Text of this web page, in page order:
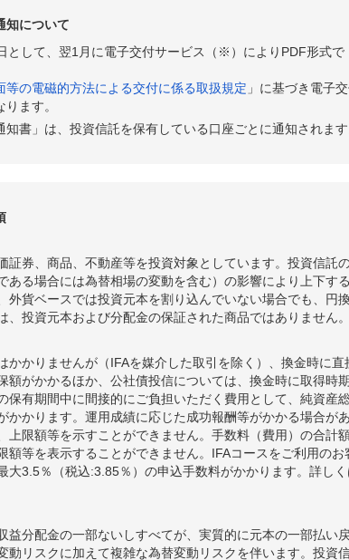
知について
として、翌1月に電子交付サービス（※）によりPDF形式
等の電磁的方法による交付に係る取扱規定 」に基づき電子
ます。
知書」は、投資信託を保有している口座ごとに通知されます
証券、商品、不動産等を投資対象としています。投資信託
ある場合には為替相場の変動を含む）の影響により上下す
外貨ベースでは投資元本を割り込んでいない場合でも、円
投資元本および分配金の保証された商品ではありません。
かかりませんが（IFAを媒介した取引を除く）、換金時に
額がかかるほか、公社債投信については、換金時に取得時
保有期間中に間接的にご負担いただく費用として、純資産
かかります。運用成績に応じた成功報酬等がかかる場合が
上限額等を示すことができません。手数料（費用）の合計
額等を表示することができません。IFAコースをご利用の
大3.5％（税込:3.85％）の申込手数料がかかります。詳し
益分配金の一部ないしすべてが、実質的に元本の一部払い
動リスクに加えて複雑な為替変動リスクを伴います。投資